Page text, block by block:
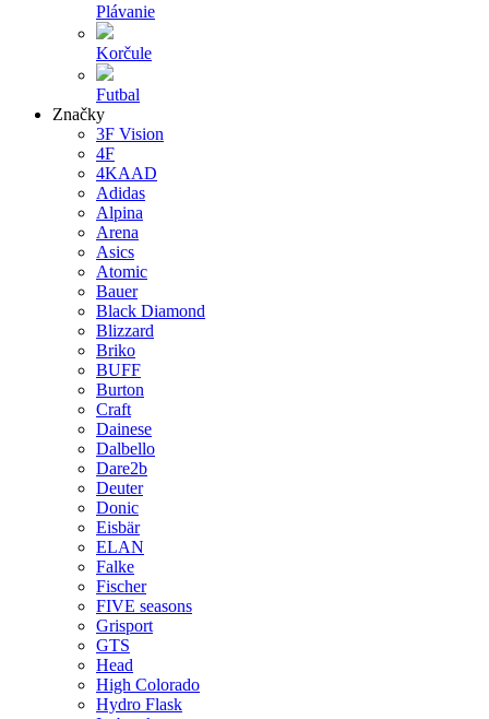
Plávanie
Korčule
Futbal
Značky
3F Vision
4F
4KAAD
Adidas
Alpina
Arena
Asics
Atomic
Bauer
Black Diamond
Blizzard
Briko
BUFF
Burton
Craft
Dainese
Dalbello
Dare2b
Deuter
Donic
Eisbär
ELAN
Falke
Fischer
FIVE seasons
Grisport
GTS
Head
High Colorado
Hydro Flask